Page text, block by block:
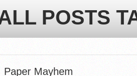
POSTS
Paper Mayhem